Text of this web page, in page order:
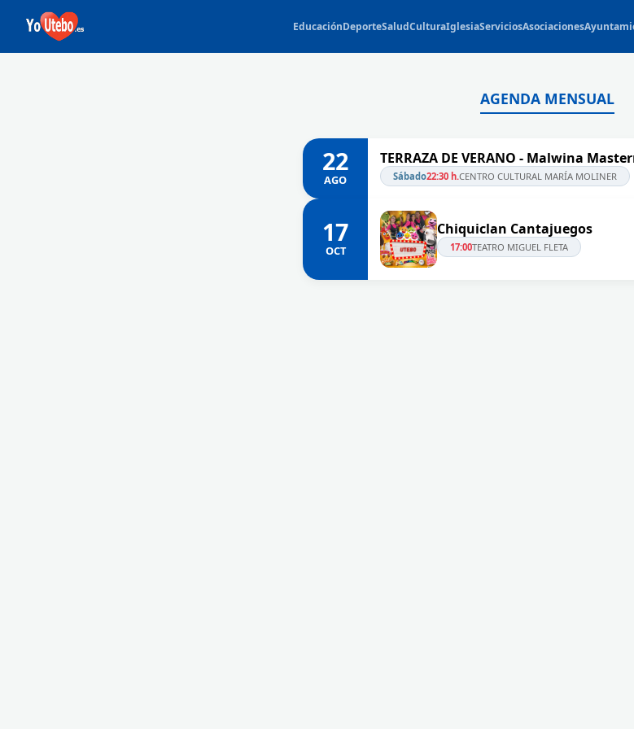
EducaciónDeporteSaludCulturaIglesiaServiciosAsociaciones
AGENDA MENSUAL
22
AGO
TERRAZA DE VERANO - Malwina
Sábado22:30 h.CENTRO CULTURAL MARÍA MOLINER
17
OCT
Chiquiclan Cantajuegos
17:00TEATRO MIGUEL FLETA